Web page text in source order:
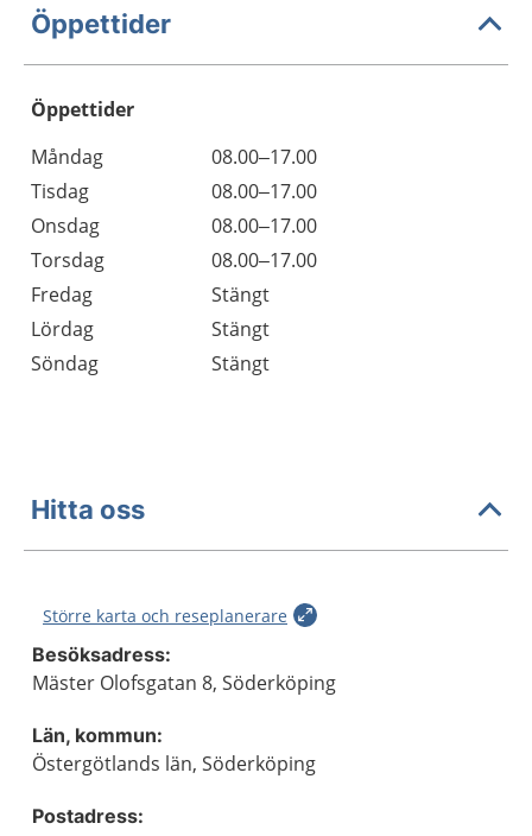
Öppettider
Öppettider
Dag
Öppettider
Kommentarer
Måndag
08.00–17.00
Tisdag
08.00–17.00
Onsdag
08.00–17.00
Torsdag
08.00–17.00
Fredag
Stängt
Lördag
Stängt
Söndag
Stängt
Hitta oss
Större karta och reseplanerare
Besöksadress:
Mäster Olofsgatan 8, Söderköping
Län, kommun:
Östergötlands län, Söderköping
Postadress: